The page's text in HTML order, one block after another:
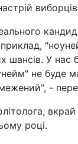
шансів. У нас
не буде
-
році.